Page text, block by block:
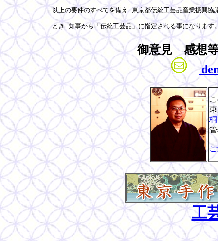
以上の要件のすべてを備え 東京都伝統工芸品産業振興協
とき 知事から「伝統工芸品」に指定される事になります
御意見 感想
工